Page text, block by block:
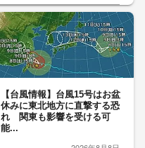
【台風情報】台風15号はお盆
休みに東北地方に直撃する恐
れ 関東も影響を受ける可
能...